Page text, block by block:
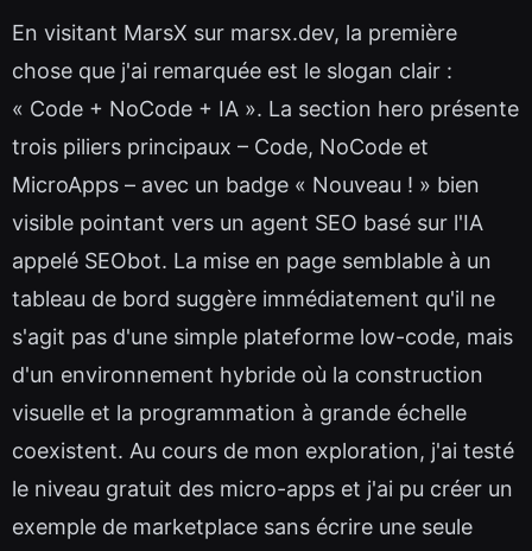
En visitant MarsX sur marsx.dev, la première
chose que j'ai remarquée est le slogan clair :
« Code + NoCode + IA ». La section hero présente
trois piliers principaux – Code, NoCode et
MicroApps – avec un badge « Nouveau ! » bien
visible pointant vers un agent SEO basé sur l'IA
appelé SEObot. La mise en page semblable à un
tableau de bord suggère immédiatement qu'il ne
s'agit pas d'une simple plateforme low-code, mais
d'un environnement hybride où la construction
visuelle et la programmation à grande échelle
coexistent. Au cours de mon exploration, j'ai testé
le niveau gratuit des micro-apps et j'ai pu créer un
exemple de marketplace sans écrire une seule